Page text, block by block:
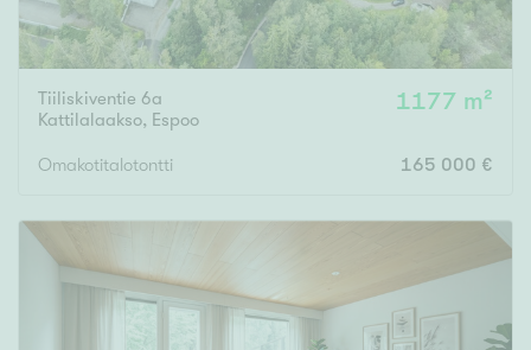
Vain uudiskohteet Ei uudiskohteita
Arvokohteet
Vain arvokohteet Ei arvokohteita
Kunto
Hyvä
Tyydyttävä
Tiiliskiventie 6a
Kattilalaakso, Espoo
1177 m²
Omakotitalotontti 165 000 €